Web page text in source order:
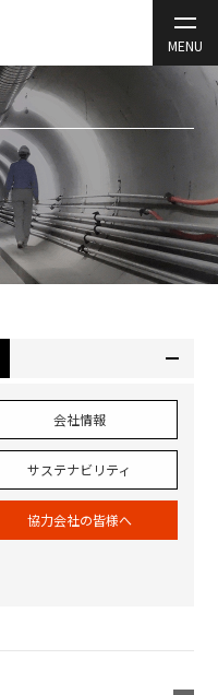
会社情報
サステナビリティ
協力会社の皆様へ